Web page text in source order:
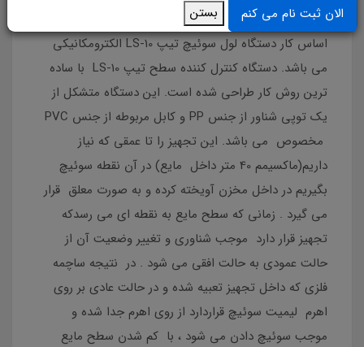
Liquid Level Switch Type LS 10
اساس کار دستگاه لول سوئیچ تیپ LS-10 الکترومکانیکی
می باشد. دستگاه کنترل کننده سطح تیپ LS-10 با ساده
ترین روش کار طراحی شده است. این دستگاه متشکل از
یک توپی شناور از جنس PP و کابل مربوطه از جنس PVC
مخصوص می باشد. این تجهیز را تا عمقی که نیاز
داریم(ماکسیمم 40 متر داخل مایع) در آن نقطه سوئیچ
بگیریم در داخل مخزن آویخته کرده و به صورت معلق قرار
می گیرد . زمانی که سطح مایع به نقطه ای می رسدکه
تجهیز قرار دارد موجب شناوری و تغییر وضعیت آن از
حالت عمودی به حالت افقی می شود . در نتیجه ساچمه
فلزی که داخل تجهیز تعبیه شده و در حالت عادی بر روی
اهرم لیمیت سوئیچ قراردارد از روی اهرم جدا شده و
موجب سوئیچ دادن می شود ، با کم شدن سطح مایع
الان ثبت نام می کنم بستن